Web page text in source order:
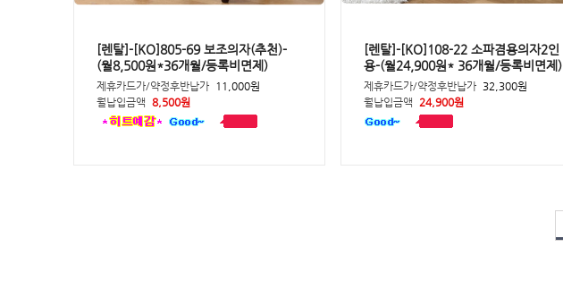
[렌탈]-[KO]805-69 보조의자(추천)-
(월8,500원*36개월/등록비면제)
제휴카드가/약정후반납가 11,000원
월납입금액 8,500원
[렌탈]-[KO]108-22 소파겸용의자2인
용-(월24,900원* 36개월/등록비면제)
제휴카드가/약정후반납가 32,300원
월납입금액
24,900원